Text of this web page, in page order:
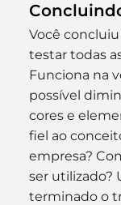
Você concluiu
testar todas
Funciona na
possível
cores e
fiel ao
empresa?
ser utilizado?
terminado o